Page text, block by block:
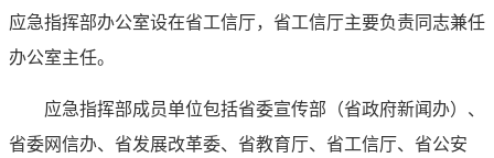
应急指挥部办公室设在省工信厅，省工信厅主要负责同志兼任
办公室主任。
应急指挥部成员单位包括省委宣传部（省政府新闻办）、
省委网信办、省发展改革委、省教育厅、省工信厅、省公安